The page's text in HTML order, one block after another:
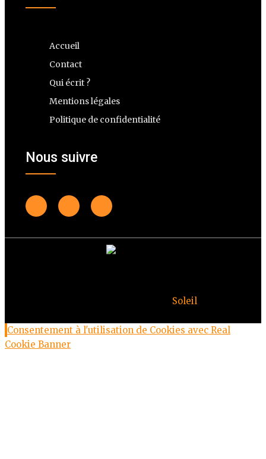
Accueil
Contact
Qui écrit ?
Mentions légales
Politique de confidentialité
Nous suivre
Soleil
Consentement à l'utilisation de Cookies avec Real
Cookie Banner